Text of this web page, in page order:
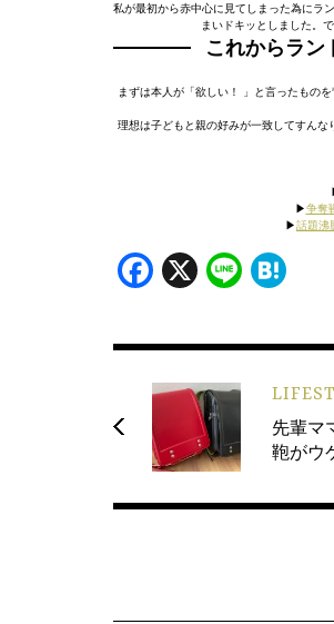
私が最初から赤中心に見てしまった為にラ
まいドキッとしました。
これからラン
まずは本人が「欲しい！ 」と言ったもの
理想は子どもと親の好みが一致してすん
▶︎争奪
▶︎話題沸
Facebook
X Line
先輩マ
鞄がウ